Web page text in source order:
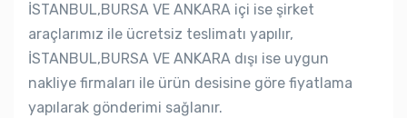
İSTANBUL,BURSA VE ANKARA içi ise şirket
araçlarımız ile ücretsiz teslimatı yapılır,
İSTANBUL,BURSA VE ANKARA dışı ise uygun
nakliye firmaları ile ürün desisine göre fiyatlama
yapılarak gönderimi sağlanır.